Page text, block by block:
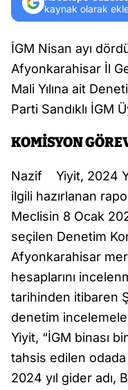
kaynak olarak
İGM Nisan ayı
Afyonkarahisar İl
Mali Yılına ait
Parti Sandıklı İGM
KOMİSYON
Nazif Yiyit, 2024
ilgili hazırlanan
Meclisin 8 Ocak
seçilen Denetim
Afyonkarahisar
hesaplarını
tarihinden itibaren
denetim
Yiyit, “İGM binası
tahsis edilen odada
2024 yıl gider adı,